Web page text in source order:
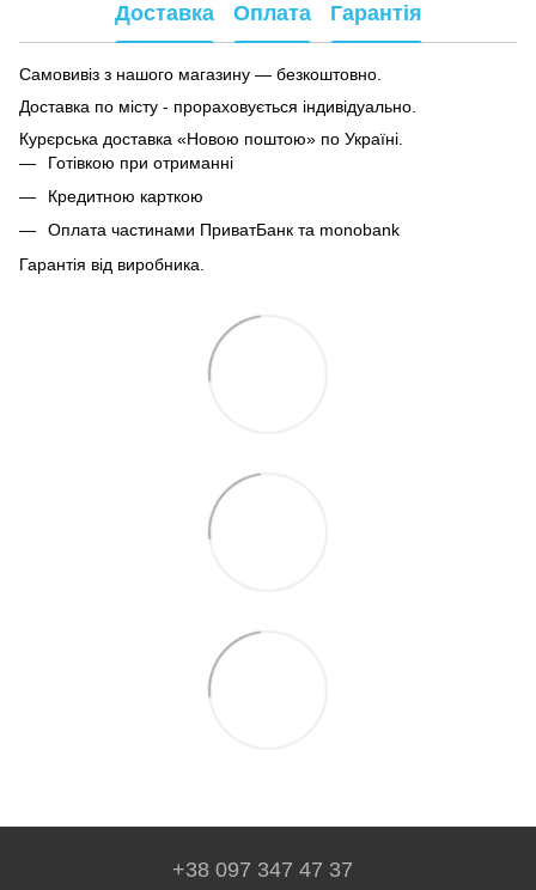
Доставка Оплата Гарантія
Самовивіз з нашого магазину — безкоштовно.
Доставка по місту - прораховується індивідуально.
Курєрська доставка «Новою поштою» по Україні.
Готівкою при отриманні
Кредитною карткою
Оплата частинами ПриватБанк та monobank
Гарантія від виробника.
+38 097 347 47 37